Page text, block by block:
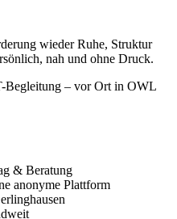
wieder Ruhe, Struktur
nah und ohne Druck.
Begleitung – vor Ort in OWL
& Beratung
anonyme Plattform